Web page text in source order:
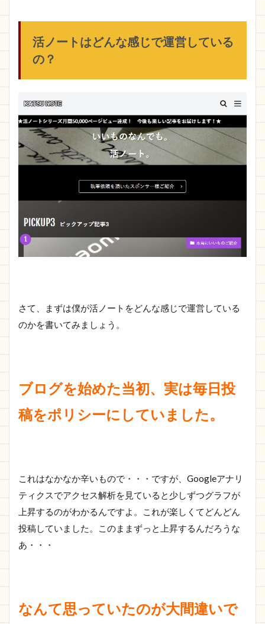
のお
知ら
せ
活ノートはどんな感じで運営している
の？
さて、まずは僕が活ノートをどんな感じで運営している
のかを書いてみましょう。
ブログを始めた当初、実は毎日投
稿をポリシーにしていました。
これはなかなか辛いもので・・・ですが、Googleアナリ
ティクスでアクセス解析を見ていると少しずつグラフが
上昇するのがわかるんですよ。これが楽しくてどんどん
投稿していました。このままずっと上昇するんだろうな
あ・・・
なんて思っていたのが大間違いで